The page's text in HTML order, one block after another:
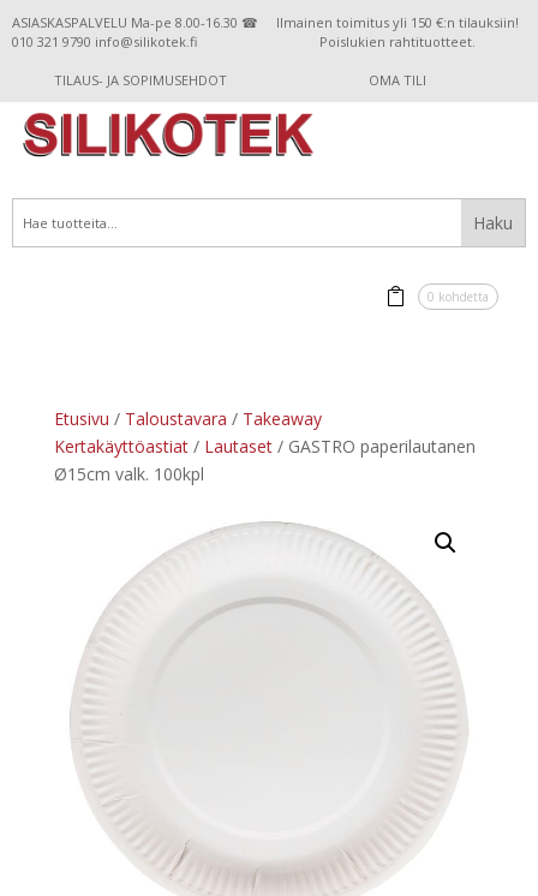
ASIASKASPALVELU Ma-pe 8.00-16.30 ☎
010 321 9790 info@silikotek.fi
Ilmainen toimitus yli 150 €:n tilauksiin!
Poislukien rahtituotteet.
TILAUS- JA SOPIMUSEHDOT OMA TILI
0 kohdetta
Etusivu / Taloustavara / Takeaway
Kertakäyttöastiat/ Lautaset/ GASTRO paperilautanen
Ø15cm valk. 100kpl